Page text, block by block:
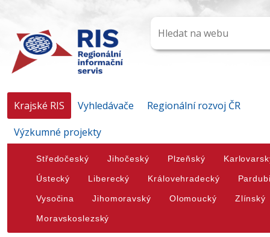
Krajské RIS Vyhledávače
Regionální rozvoj ČR
Výzkumné projekty
Středočeský Jihočeský Plzeňský
Ústecký Liberecký Královehradecký
Vysočina Jihomoravský Olomoucký Zlínský
Moravskoslezský